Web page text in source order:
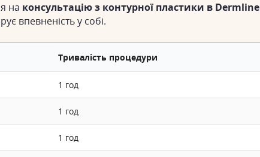
на консультацію з контурної пластики в Dermline
впевненість у собі.
Тривалість процедури
1 год
1 год
1 год